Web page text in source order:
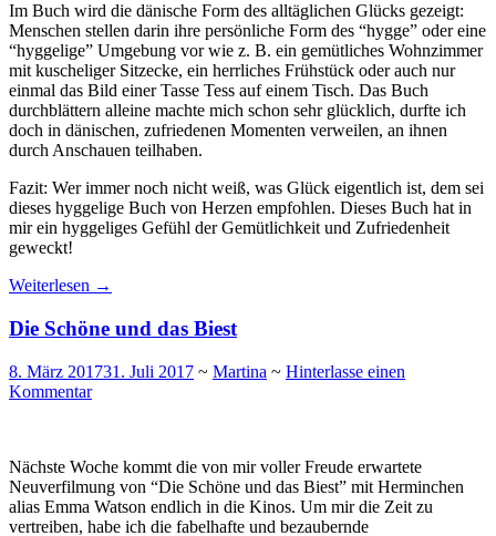
Im Buch wird die dänische Form des alltäglichen Glücks gezeigt:
Menschen stellen darin ihre persönliche Form des “hygge” oder eine
“hyggelige” Umgebung vor wie z. B. ein gemütliches Wohnzimmer
mit kuscheliger Sitzecke, ein herrliches Frühstück oder auch nur
einmal das Bild einer Tasse Tess auf einem Tisch. Das Buch
durchblättern alleine machte mich schon sehr glücklich, durfte ich
doch in dänischen, zufriedenen Momenten verweilen, an ihnen
durch Anschauen teilhaben.
Fazit: Wer immer noch nicht weiß, was Glück eigentlich ist, dem sei
dieses hyggelige Buch von Herzen empfohlen. Dieses Buch hat in
mir ein hyggeliges Gefühl der Gemütlichkeit und Zufriedenheit
geweckt!
Weiterlesen →
Die Schöne und das Biest
8. März 201731. Juli 2017 ~ Martina ~ Hinterlasse einen
Kommentar
Nächste Woche kommt die von mir voller Freude erwartete
Neuverfilmung von “Die Schöne und das Biest” mit Herminchen
alias Emma Watson endlich in die Kinos. Um mir die Zeit zu
vertreiben, habe ich die fabelhafte und bezaubernde